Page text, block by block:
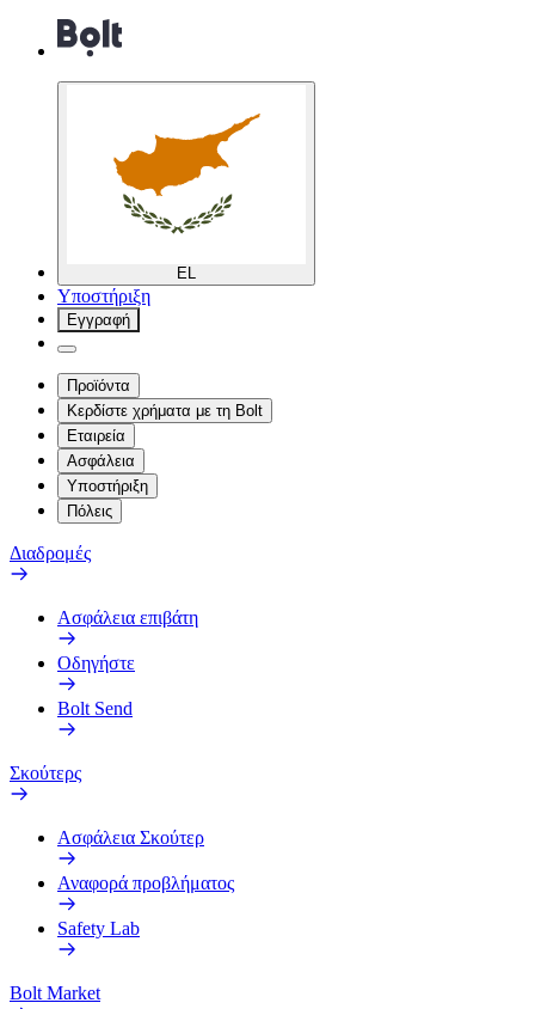
EL
Υποστήριξη
Εγγραφή
Προϊόντα
Κερδίστε χρήματα με τη Bolt
Εταιρεία
Ασφάλεια
Υποστήριξη
Πόλεις
Διαδρομές
Ασφάλεια επιβάτη
Οδηγήστε
Bolt Send
Σκούτερς
Ασφάλεια Σκούτερ
Αναφορά προβλήματος
Safety Lab
Bolt Market